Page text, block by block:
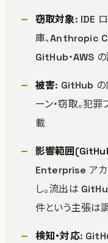
窃取対象: IDE
庫、Anthropic
GitHub・AWS
被害: GitHub の
ーン・窃取。犯
載
影響範囲
Enterprise アカ
し。流出は
件という主張は
検知・対応: